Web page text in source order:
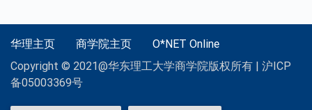
华理主页 商学院主页
O*NET Online
Copyright © 2021@华东理工大学商学院版权所有 | 沪ICP
备05003369号